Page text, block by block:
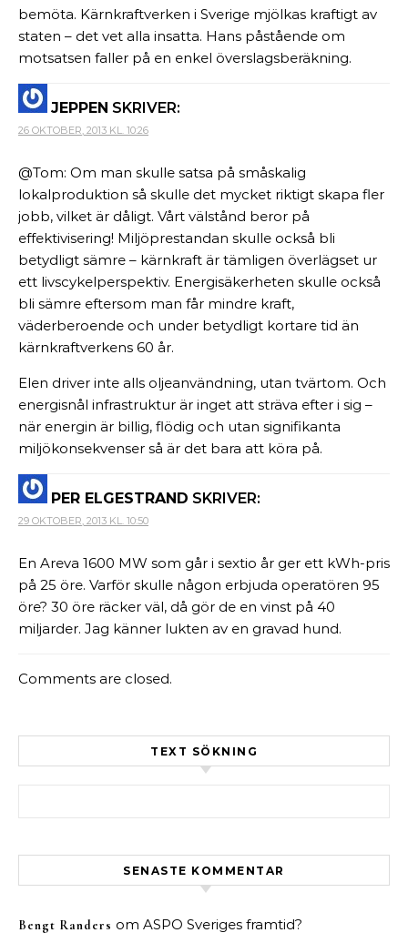
bemöta. Kärnkraftverken i Sverige mjölkas kraftigt av
staten – det vet alla insatta. Hans påstående om
motsatsen faller på en enkel överslagsberäkning.
JEPPEN SKRIVER:
26 OKTOBER, 2013 KL. 10:26
@Tom: Om man skulle satsa på småskalig
lokalproduktion så skulle det mycket riktigt skapa fler
jobb, vilket är dåligt. Vårt välstånd beror på
effektivisering! Miljöprestandan skulle också bli
betydligt sämre – kärnkraft är tämligen överlägset ur
ett livscykelperspektiv. Energisäkerheten skulle också
bli sämre eftersom man får mindre kraft,
väderberoende och under betydligt kortare tid än
kärnkraftverkens 60 år.
Elen driver inte alls oljeanvändning, utan tvärtom. Och
energisnål infrastruktur är inget att sträva efter i sig –
när energin är billig, flödig och utan signifikanta
miljökonsekvenser så är det bara att köra på.
PER ELGESTRAND SKRIVER:
29 OKTOBER, 2013 KL. 10:50
En Areva 1600 MW som går i sextio år ger ett kWh-pris
på 25 öre. Varför skulle någon erbjuda operatören 95
öre? 30 öre räcker väl, då gör de en vinst på 40
miljarder. Jag känner lukten av en gravad hund.
Comments are closed.
TEXT SÖKNING
SENASTE KOMMENTAR
Bengt Randers om ASPO Sveriges framtid?